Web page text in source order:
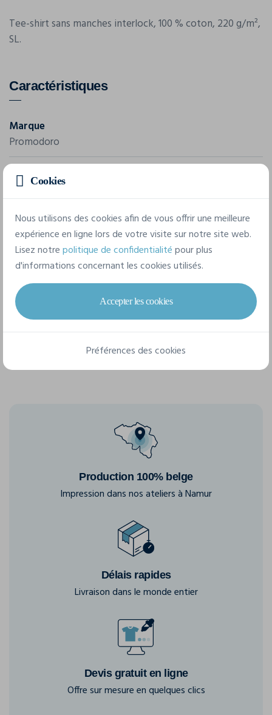
Tee-shirt sans manches interlock, 100 % coton, 220 g/m²,
SL.
Caractéristiques
Marque
Promodoro
3404
Composition
100 % coton, 220 g/m²,
3 tailles disponibles
S M L
Production 100% belge
Impression dans nos ateliers à Namur
Délais rapides
Livraison dans le monde entier
Devis gratuit en ligne
Offre sur mesure en quelques clics
Cookies
Nous utilisons des cookies afin de vous offrir une meilleure
expérience en ligne lors de votre visite sur notre site web.
Lisez notrepolitique de confidentialitépour plus
d'informations concernant les cookies utilisés.
Accepter les cookies
Préférences des cookies